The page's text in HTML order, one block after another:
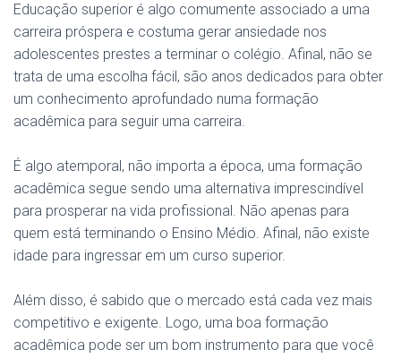
Educação superior é algo comumente associado a uma
carreira próspera e costuma gerar ansiedade nos
adolescentes prestes a terminar o colégio. Afinal, não se
trata de uma escolha fácil, são anos dedicados para obter
um conhecimento aprofundado numa formação
acadêmica para seguir uma carreira.
É algo atemporal, não importa a época, uma formação
acadêmica segue sendo uma alternativa imprescindível
para prosperar na vida profissional. Não apenas para
quem está terminando o Ensino Médio. Afinal, não existe
idade para ingressar em um curso superior.
Além disso, é sabido que o mercado está cada vez mais
competitivo e exigente. Logo, uma boa formação
acadêmica pode ser um bom instrumento para que você